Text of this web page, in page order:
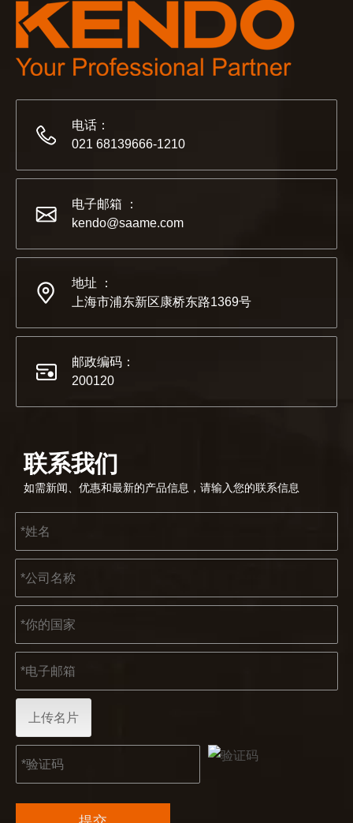
2023 年科隆博览会，Kendo 会见老朋友和结交新朋友的绝
电话：
021 68139666-1210
电子邮箱 ：
kendo@saame.com
地址 ：
上海市浦东新区康桥东路1369号
邮政编码：
200120
联系我们
如需新闻、优惠和最新的产品信息，请输入您的联系信息
上传名片